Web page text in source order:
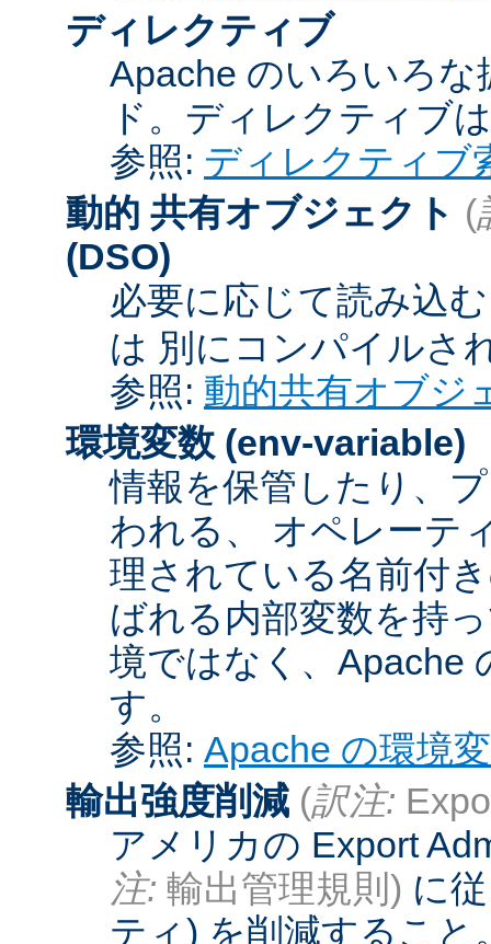
ディレクティブ
Apache のいろいろ
ド。ディレクティブ
参照: ディレクティブ
動的 共有オブジェクト (
(DSO)
必要に応じて読み込
は 別にコンパイルさ
参照: 動的共有オブジ
環境変数 (env-variable)
情報を保管したり、
われる、 オペレーテ
理されている名前付
ばれる内部変数を持
境ではなく、Apache
す。
参照: Apache の環境
輸出強度削減 (訳注:
アメリカの Export
注: 輸出管理規則) に
ティ) を削減すること